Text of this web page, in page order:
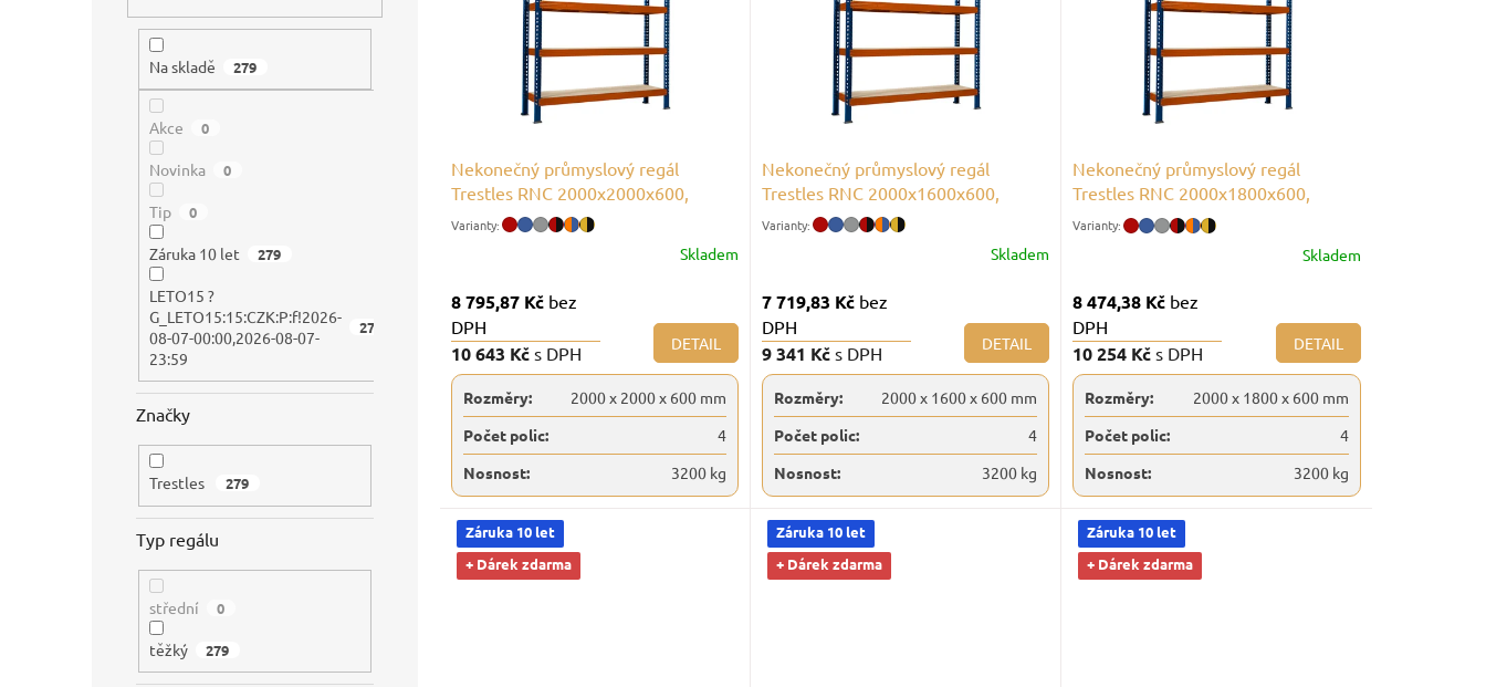
Na skladě 279
Akce 0
Novinka 0
Tip 0
Záruka 10 let 279
LETO15 ?
G_LETO15:15:CZK:P:f!2026-
08-07-00:00,2026-08-07-
23:59
279
Značky
Trestles 279
Typ regálu
střední 0
těžký 279
Nekonečný průmyslový regál
Trestles RNC 2000x2000x600,
nosnost 3200 kg, 4 police
Skladem
8 795,87 Kč bez
DPH
10 643 Kč s DPH DETAIL
Rozměry:
2000 x 2000 x 600 mm
Počet polic:
4
Nosnost:
3200 kg
Nekonečný průmyslový regál
Trestles RNC 2000x1600x600,
nosnost 3200 kg, 4 police
Skladem
7 719,83 Kč bez
DPH
9 341 Kč s DPH DETAIL
Rozměry:
2000 x 1600 x 600 mm
Počet polic:
4
Nosnost:
3200 kg
Nekonečný průmyslový regál
Trestles RNC 2000x1800x600,
nosnost 3200 kg, 4 police
Skladem
8 474,38 Kč bez
DPH
10 254 Kč s DPH DETAIL
Rozměry:
2000 x 1800 x 600 mm
Počet polic:
4
Nosnost:
3200 kg
Záruka 10 let
+ Dárek zdarma
Záruka 10 let
+ Dárek zdarma
Záruka 10 let
+ Dárek zdarma